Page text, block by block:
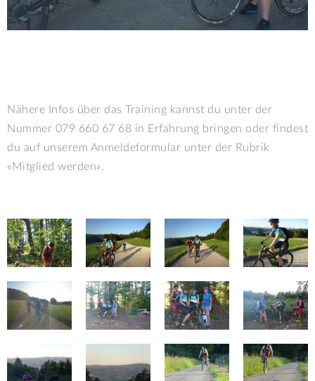
Nähere Infos über das Training kannst du unter der
Nummer 079 660 67 68 in Erfahrung bringen oder findest
du auf unserem Anmeldeformular unter der Rubrik
«Mitglied werden».